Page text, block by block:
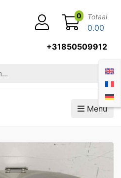
+31850509912
0 Totaal
0.00
Menu